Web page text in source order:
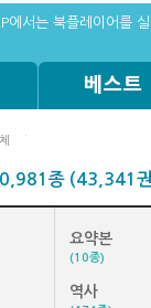
파일 다운로드
베스트
종 (43,341
요약본
(10종)
역사